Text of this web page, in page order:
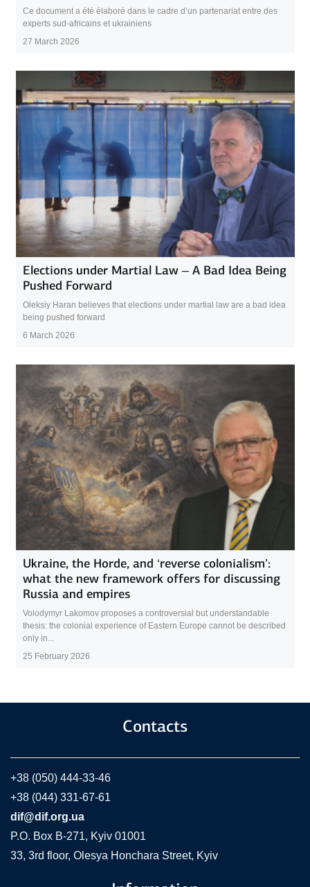
Ce document a été élaboré dans le cadre d’un partenariat entre des
experts sud-africains et ukrainiens
27 March 2026
Elections under Martial Law – A Bad Idea Being
Pushed Forward
Oleksiy Haran believes that elections under martial law are a bad idea
being pushed forward
6 March 2026
Ukraine, the Horde, and ‘reverse colonialism’:
what the new framework offers for discussing
Russia and empires
Volodymyr Lakomov proposes a controversial but understandable
thesis: the colonial experience of Eastern Europe cannot be described
only in...
25 February 2026
Contacts
+38 (050) 444-33-46
+38 (044) 331-67-61
dif@dif.org.ua
P.O. Box В-271, Kyiv 01001
33, 3rd floor, Olesya Honchara Street, Kyiv